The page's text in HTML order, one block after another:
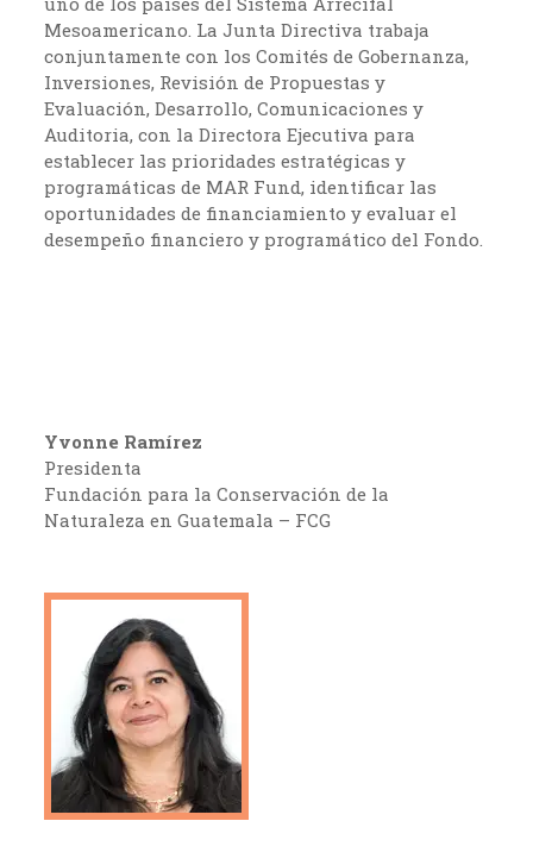
Mesoamericano. La Junta Directiva trabaja
conjuntamente con los Comités de Gobernanza,
Inversiones, Revisión de Propuestas y
Evaluación, Desarrollo, Comunicaciones y
Auditoria, con la Directora Ejecutiva para
establecer las prioridades estratégicas y
programáticas de MAR Fund, identificar las
oportunidades de financiamiento y evaluar el
desempeño financiero y programático del Fondo.
Yvonne Ramírez
Presidenta
Fundación para la Conservación de la
Naturaleza en Guatemala – FCG